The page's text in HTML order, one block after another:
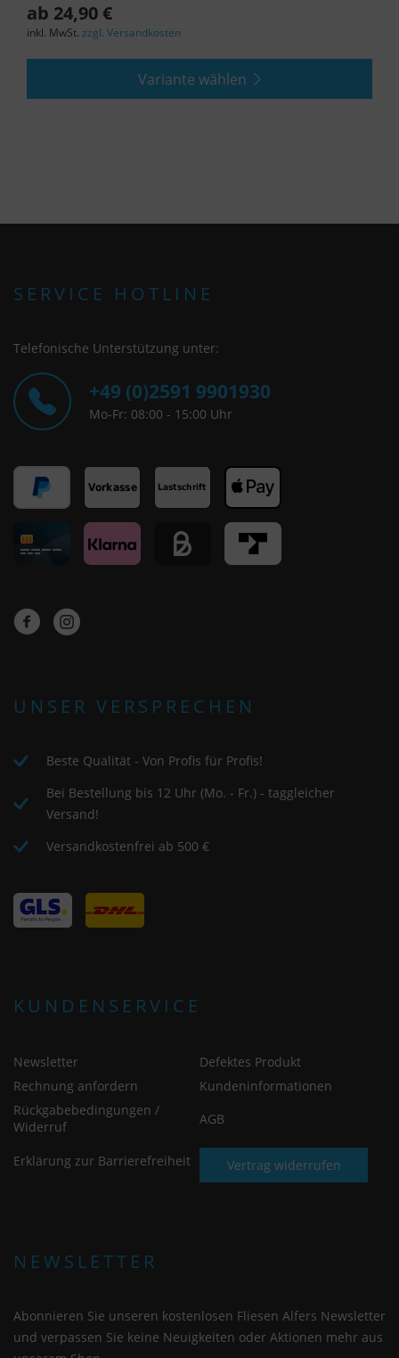
ab 24,90 €
inkl. MwSt. zzgl. Versandkosten
Variante wählen
SERVICE HOTLINE
Telefonische Unterstützung unter:
+49 (0)2591 9901930
Mo-Fr: 08:00 - 15:00 Uhr
UNSER VERSPRECHEN
Beste Qualität - Von Profis für Profis!
Bei Bestellung bis 12 Uhr (Mo. - Fr.) - taggleicher
Versand!
Versandkostenfrei ab 500 €
KUNDENSERVICE
Newsletter
Defektes Produkt
Rechnung anfordern
Kundeninformationen
Rückgabebedingungen /
Widerruf
AGB
Erklärung zur Barrierefreiheit Vertrag widerrufen
NEWSLETTER
Abonnieren Sie unseren kostenlosen Fliesen Alfers Newsletter
und verpassen Sie keine Neuigkeiten oder Aktionen mehr aus